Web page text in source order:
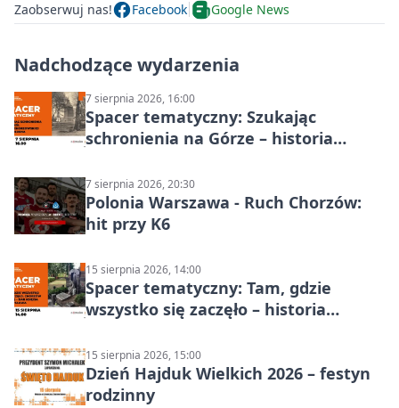
Zaobserwuj nas! Facebook Google News
Nadchodzące wydarzenia
7 sierpnia 2026, 16:00
Spacer tematyczny: Szukając
schronienia na Górze – historia
7 sierpnia 2026, 20:30
Polonia Warszawa - Ruch Chorzów:
hit przy K6
15 sierpnia 2026, 14:00
Spacer tematyczny: Tam, gdzie
wszystko się zaczęło – historia
15 sierpnia 2026, 15:00
Dzień Hajduk Wielkich 2026 – festyn
rodzinny